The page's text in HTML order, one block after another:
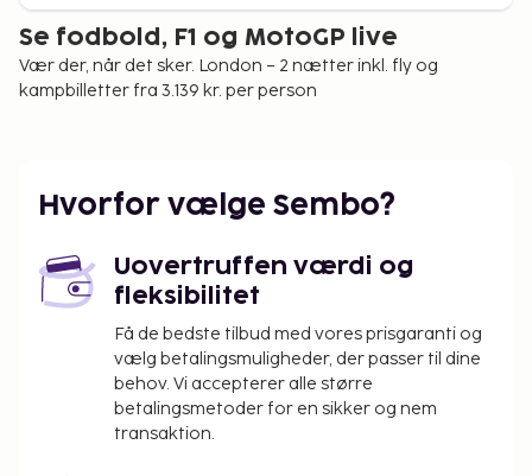
Se fodbold, F1 og MotoGP live
Vær der, når det sker. London – 2 nætter inkl. fly og
kampbilletter fra 3.139 kr. per person
Hvorfor vælge Sembo?
Uovertruffen værdi og
fleksibilitet
Få de bedste tilbud med vores prisgaranti og
vælg betalingsmuligheder, der passer til dine
behov. Vi accepterer alle større
betalingsmetoder for en sikker og nem
transaktion.